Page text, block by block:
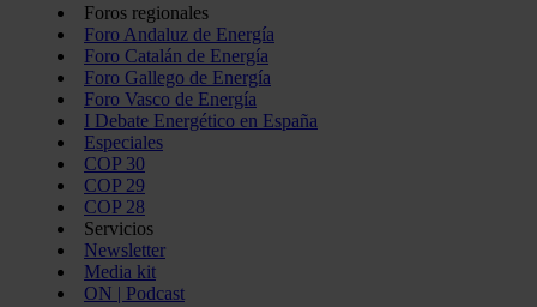
Foros regionales
Foro Andaluz de Energía
Foro Catalán de Energía
Foro Gallego de Energía
Foro Vasco de Energía
I Debate Energético en España
Especiales
COP 30
COP 29
COP 28
Servicios
Newsletter
Media kit
ON | Podcast